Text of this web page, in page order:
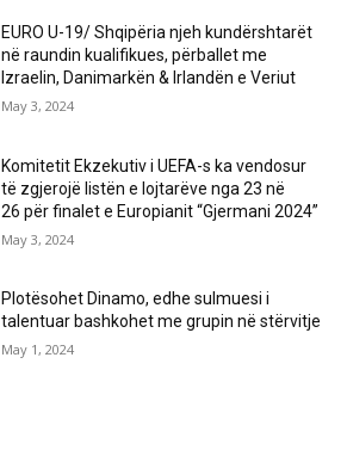
EURO U-19/ Shqipëria njeh kundërshtarët
në raundin kualifikues, përballet me
Izraelin, Danimarkën & Irlandën e Veriut
May 3, 2024
Komitetit Ekzekutiv i UEFA-s ka vendosur
të zgjerojë listën e lojtarëve nga 23 në
26 për finalet e Europianit “Gjermani 2024”
May 3, 2024
Plotësohet Dinamo, edhe sulmuesi i
talentuar bashkohet me grupin në stërvitje
May 1, 2024